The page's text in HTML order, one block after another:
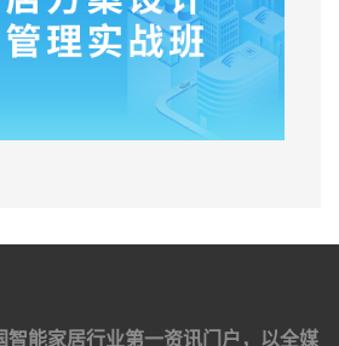
智能家居行业第一资讯门户，以全媒